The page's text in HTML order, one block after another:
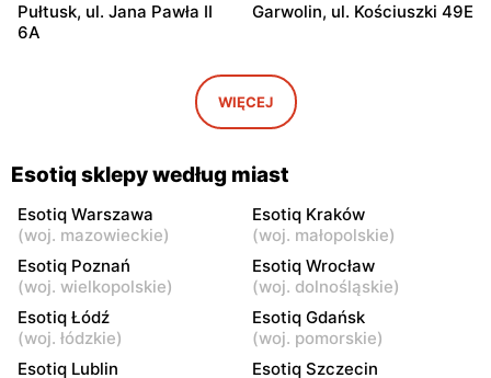
Pułtusk, ul. Jana Pawła II
6A
Garwolin, ul. Kościuszki 49E
Esotiq
Rawa Mazowiecka, ul.
Tadeusza Kościuszki 10
Esotiq
Łowicz, ul. pl. Nowy Rynek
3
Esotiq
5
Esotiq
Siedlce, ul. Józefa
Piłsudskiego 74
Esotiq
Sokołów Podlaski, ul. Długa
22
Esotiq
Ostrów Mazowiecka, ul.
Esotiq
Przasnysz, ul. Orlika 18
WIĘCEJ
Esotiq sklepy według miast
Esotiq Warszawa
(woj. mazowieckie)
Esotiq Kraków
(woj. małopolskie)
Esotiq Poznań
(woj. wielkopolskie)
Esotiq Wrocław
(woj. dolnośląskie)
Esotiq Łódź
(woj. łódzkie)
Esotiq Gdańsk
(woj. pomorskie)
Esotiq Lublin
Esotiq Szczecin